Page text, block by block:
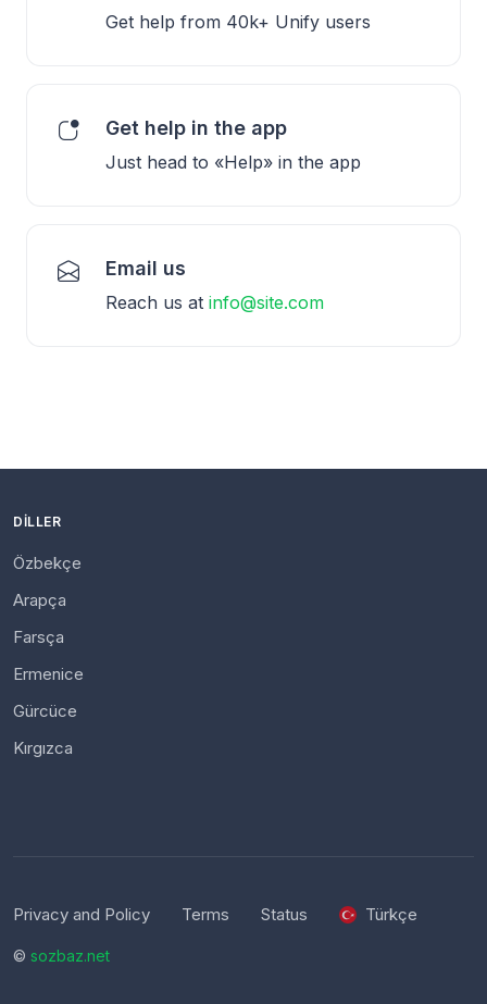
Get help from 40k+ Unify users
Get help in the app
Just head to «Help» in the app
Email us
Reach us at info@site.com
DILLER
Özbekçe
Arapça
Farsça
Ermenice
Gürcüce
Kırgızca
Privacy and Policy Terms Status Türkçe
© sozbaz.net